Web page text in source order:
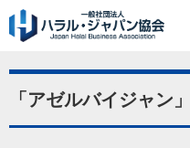
「アゼルバイジャン